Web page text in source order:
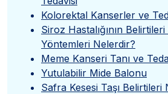
Kolorektal Kanserler ve
Siroz Hastalığının
Yöntemleri Nelerdir?
Meme Kanseri Tanı ve
Yutulabilir Mide Balonu
Safra Kesesi Taşı Belirtileri